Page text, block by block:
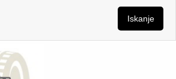
Iskanje